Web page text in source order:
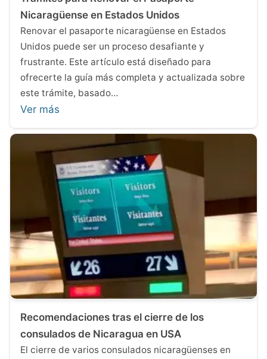
Nicaragüense en Estados Unidos
Renovar el pasaporte nicaragüense en Estados
Unidos puede ser un proceso desafiante y
frustrante. Este artículo está diseñado para
ofrecerte la guía más completa y actualizada sobre
este trámite, basado…
Ver más
Recomendaciones tras el cierre de los
consulados de Nicaragua en USA
El cierre de varios consulados nicaragüenses en